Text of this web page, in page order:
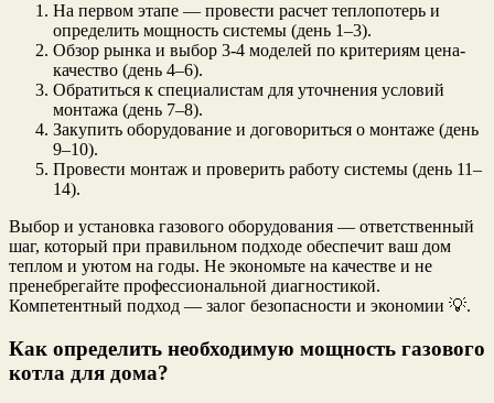
На первом этапе — провести расчет теплопотерь и
определить мощность системы (день 1–3).
Обзор рынка и выбор 3-4 моделей по критериям цена-
качество (день 4–6).
Обратиться к специалистам для уточнения условий
монтажа (день 7–8).
Закупить оборудование и договориться о монтаже (день
9–10).
Провести монтаж и проверить работу системы (день 11–
14).
Выбор и установка газового оборудования — ответственный
шаг, который при правильном подходе обеспечит ваш дом
теплом и уютом на годы. Не экономьте на качестве и не
пренебрегайте профессиональной диагностикой.
Компетентный подход — залог безопасности и экономии 💡.
Как определить необходимую мощность газового
котла для дома?